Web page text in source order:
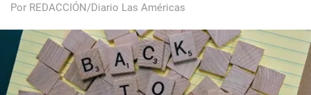
Por REDACCIÓN/Diario Las Américas